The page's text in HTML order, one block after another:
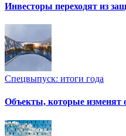
Инвесторы переходят из
Спецвыпуск: итоги года
Объекты, которые изменят